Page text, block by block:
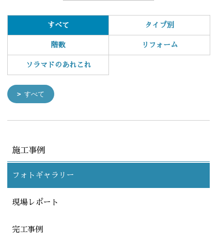
すべて タイプ別
階数 リフォーム
ソラマドのあれこれ
すべて
施工事例
フォトギャラリー
現場レポート
完工事例